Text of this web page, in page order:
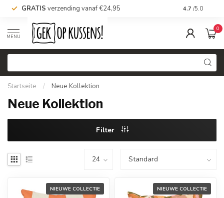
GRATIS verzending vanaf €24,95 Voor 16.00
4.7 /5.0
MENU
0
Startseite / Neue Kollektion
Neue Kollektion
Filter
NIEUWE COLLECTIE NIEUWE COLLECTIE